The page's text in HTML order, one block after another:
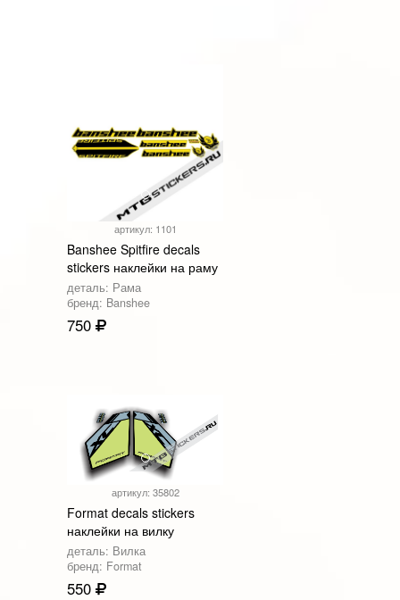
артикул: 1101
Banshee Spitfire decals
stickers наклейки на раму
деталь: Рама
бренд: Banshee
750
артикул: 35802
Format decals stickers
наклейки на вилку
деталь: Вилка
бренд: Format
550